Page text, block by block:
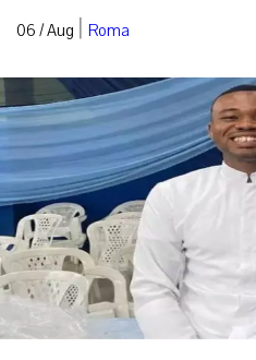
06 / Aug | Roma